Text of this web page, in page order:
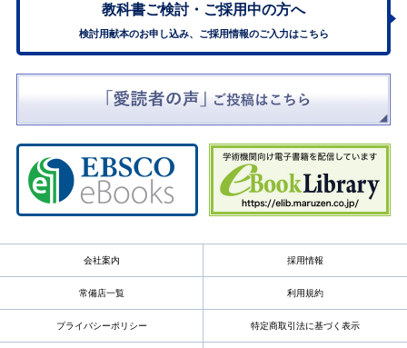
教科書ご検討・ ご採用中の方へ
検討用献本のお申し込み、ご採用情報のご入力はこちら
会社案内 採用情報
常備店一覧 利用規約
プライバシーポリシー 特定商取引法に基づく表示